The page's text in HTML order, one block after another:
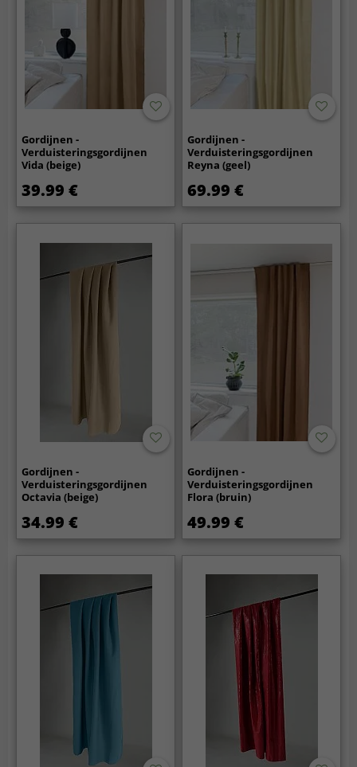
Gordijnen -
Verduisteringsgordijnen
Vida (beige)
39.99 €
Gordijnen -
Verduisteringsgordijnen
Reyna (geel)
69.99 €
Gordijnen -
Verduisteringsgordijnen
Octavia (beige)
34.99 €
Gordijnen -
Verduisteringsgordijnen
Flora (bruin)
49.99 €